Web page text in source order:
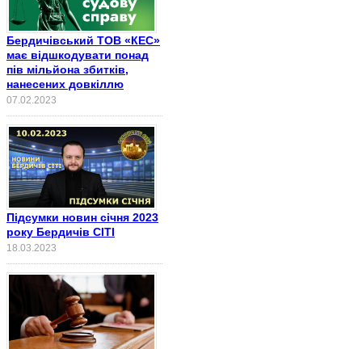
Бердичівський ТОВ «КЕС»
має відшкодувати понад
пів мільйона збитків,
нанесених довкіллю
07.02.2023
Підсумки новин січня 2023
року Бердичів СІТІ
18.03.2023